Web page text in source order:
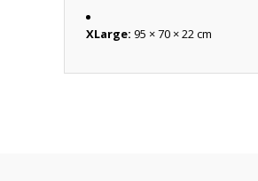
XLarge: 95 × 70 × 22 cm